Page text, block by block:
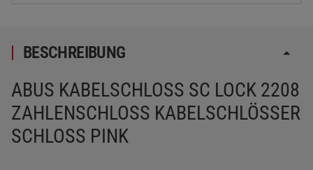
BESCHREIBUNG
ABUS KABELSCHLOSS SC LOCK 2208
ZAHLENSCHLOSS KABELSCHLÖSSER
SCHLOSS PINK